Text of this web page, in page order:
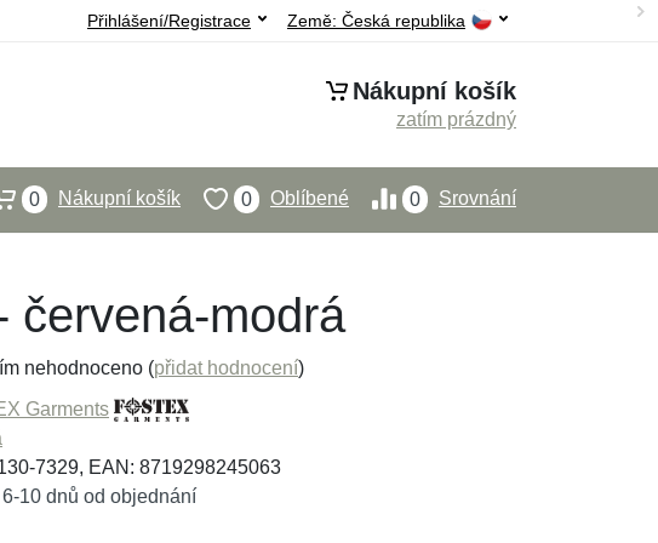
Země: Česká republika
Přihlášení/Registrace
Nákupní košík
zatím prázdný
0 Srovnání
0 Oblíbené
0 Nákupní košík
červená-modrá
nehodnoceno (přidat hodnocení)
Garments
7329, EAN: 8719298245063
10 dnů od objednání